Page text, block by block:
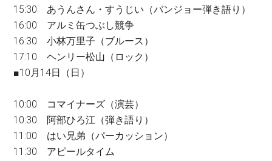
15:30 あうんさん・すうじい（バンジョー弾き語り）
16:00 アルミ缶つぶし競争
16:30 小林万里子（ブルース）
17:10 ヘンリー松山（ロック）
■10月14日（日）
10:00 コマイナーズ（演芸）
10:30 阿部ひろ江（弾き語り）
11:00 はい兄弟（パーカッション）
11:30 アピールタイム